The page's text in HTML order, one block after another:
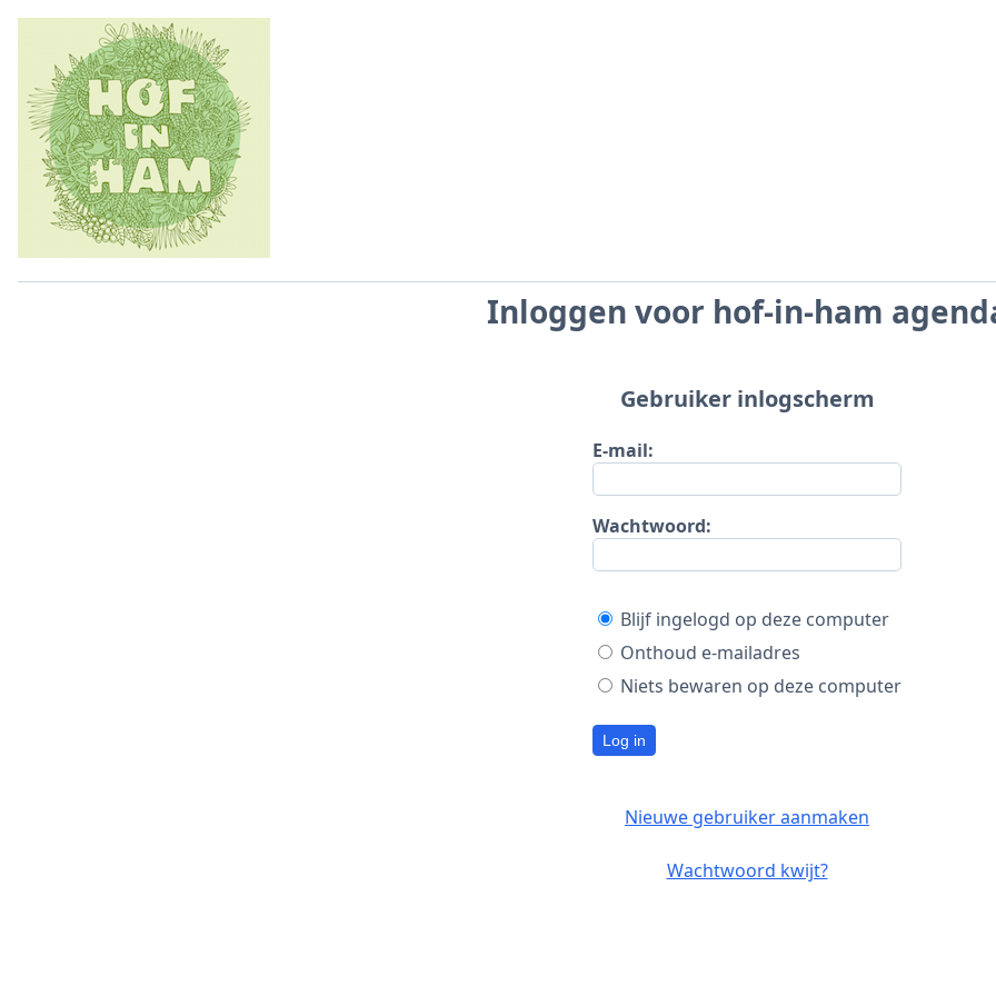
Inloggen voor hof-in-ham
Gebruiker inlogscherm
E-mail:
Wachtwoord:
Blijf ingelogd op deze computer
Onthoud e-mailadres
Niets bewaren op deze computer
Log in
Nieuwe gebruiker aanmaken
Wachtwoord kwijt?